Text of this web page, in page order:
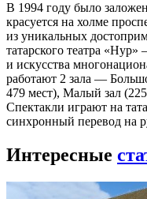
В 1994 году было
красуется на холме
из уникальных
татарского театра
и искусства
работают 2 зала —
479 мест), Малый зал
Спектакли играют на
синхронный перевод на
Интересные